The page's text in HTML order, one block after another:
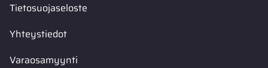
Tietosuojaseloste
Yhteystiedot
Varaosamyynti